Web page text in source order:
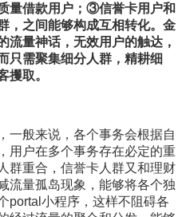
量借款用户； ③信誉卡用户和
，之间能够构成互相转化。金
流量神话，无效用户的触达，
只需聚集细分人群，精耕细
攫取。
一般来说，各个事务会根据自
用户在多个事务存在必定的重
群重合，信誉卡人群又和理财
流量孤岛现象，能够将各个独
portal小程序，这样不阻碍各